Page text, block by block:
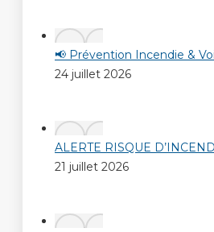
📢 Prévention Incendie &
24 juillet 2026
ALERTE RISQUE
21 juillet 2026